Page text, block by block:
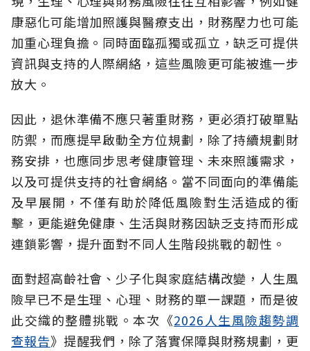
康惡化可能增加照護與醫療支出，財務壓力也可能
加重心理負擔。同時面臨孤獨或孤立，缺乏可提供
資訊與支持的人際網絡，這些風險更可能被進一步
放大。
因此，退休準備不應只著重財務，更必須打破單點
防禦，而應提早啟動全方位規劃，除了持續規劃財
務安排，也應同步思考健康管理、未來照護需求，
以及可提供支持的社會網絡。當不同面向的準備能
及早展開，不僅有助於降低風險對生活造成的衝
擊，更能避免健康、生活與財務因缺乏支持而形成
連鎖影響，提升面對不同人生階段挑戰的韌性。
面對超高齡社會、少子化與家庭結構改變，人生風
險早已不是生理、心理、財務的單一課題，而是彼
此交織的整體挑戰。本次《2026人生風險趨勢調
查報告》提醒我們，除了落實保障與財務規劃，更